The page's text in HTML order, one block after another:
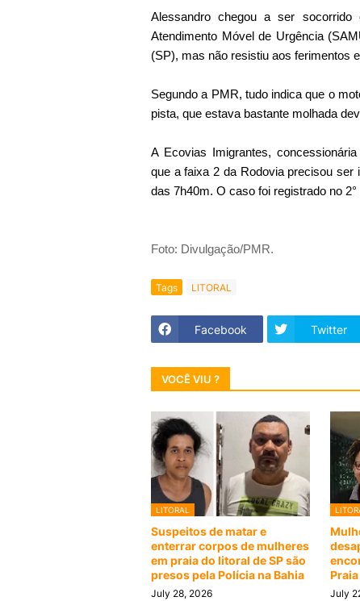
Alessandro chegou a ser
Atendimento Móvel de Urgência
(SP), mas não resistiu aos ferimentos
Segundo a PMR, tudo indica que o
pista, que estava bastante molhada
A Ecovias Imigrantes,
que a faixa 2 da Rodovia precisou ser
das 7h40m. O caso foi registrado no
Foto: Divulgação/PMR.
Tags LITORAL
Facebook Twitter
VOCÊ VIU ?
LITORAL
Suspeitos de matar e
enterrar corpos de mulheres
em praia do litoral de SP são
presos pela Polícia na Bahia
July 28, 2026 July